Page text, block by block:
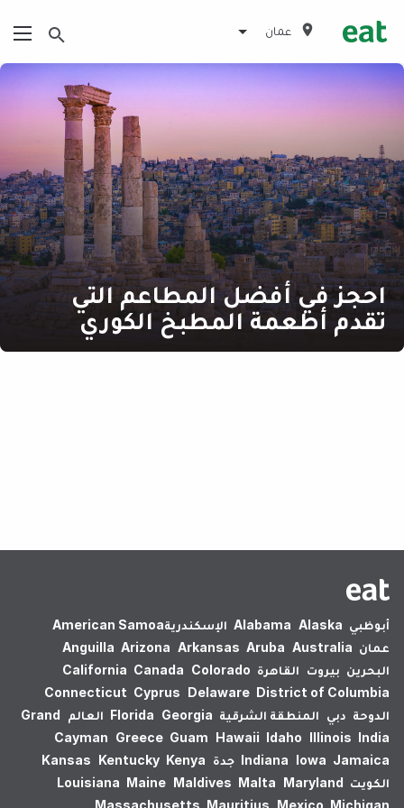
عمان
احجز في أفضل المطاعم التي
تقدم أطعمة المطبخ الكوري
أبوظبي Alabama Alaska الإسكندرية‎American Samoa
عمان
Anguilla Arizona Arkansas Aruba Australia
البحرين بيروت القاهرة California Canada Colorado
Connecticut Cyprus Delaware District of Columbia
الدوحة دبي المنطقة الشرقية Florida Georgia العالم
Grand
Cayman Greece Guam Hawaii Idaho Illinois India
Indiana Iowa Jamaica جدة Kansas Kentucky Kenya
الكويت
Louisiana Maine Maldives Malta Maryland